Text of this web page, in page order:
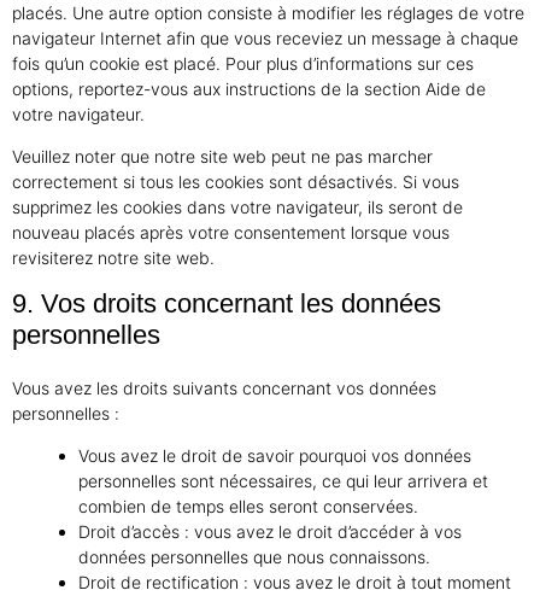
placés. Une autre option consiste à modifier les réglages de votre
navigateur Internet afin que vous receviez un message à chaque
fois qu’un cookie est placé. Pour plus d’informations sur ces
options, reportez-vous aux instructions de la section Aide de
votre navigateur.
Veuillez noter que notre site web peut ne pas marcher
correctement si tous les cookies sont désactivés. Si vous
supprimez les cookies dans votre navigateur, ils seront de
nouveau placés après votre consentement lorsque vous
revisiterez notre site web.
9. Vos droits concernant les données
personnelles
Vous avez les droits suivants concernant vos données
personnelles :
Vous avez le droit de savoir pourquoi vos données
personnelles sont nécessaires, ce qui leur arrivera et
combien de temps elles seront conservées.
Droit d’accès : vous avez le droit d’accéder à vos
données personnelles que nous connaissons.
Droit de rectification : vous avez le droit à tout moment